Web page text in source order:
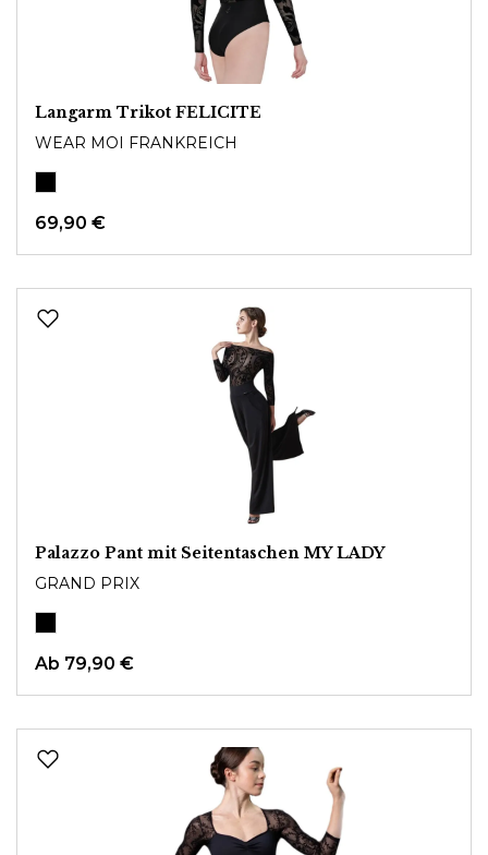
Langarm Trikot FELICITE
WEAR MOI FRANKREICH
69,90 €
Palazzo Pant mit Seitentaschen MY LADY
GRAND PRIX
Ab 79,90 €